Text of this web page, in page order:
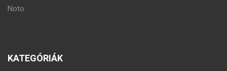
Noto
KATEGÓRIÁK